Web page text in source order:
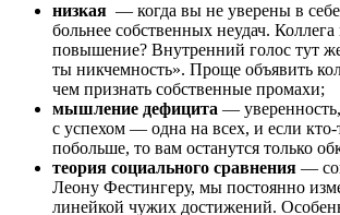
низкая — когда вы не уверены в
больнее собственных неудач.
повышение? Внутренний голос тут
ты никчемность». Проще объявить
чем признать собственные промахи;
мышление дефицита —
с успехом — одна на всех, и если кто-
побольше, то вам останутся только
теория социального сравнения —
Леону Фестингеру, мы постоянно
линейкой чужих достижений.